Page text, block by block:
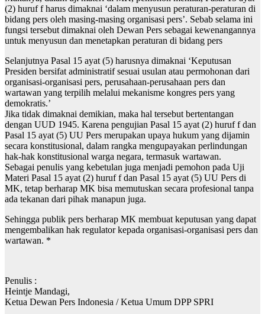
(2) huruf f harus dimaknai ‘dalam menyusun peraturan-peraturan di
bidang pers oleh masing-masing organisasi pers’. Sebab selama ini
fungsi tersebut dimaknai oleh Dewan Pers sebagai kewenangannya
untuk menyusun dan menetapkan peraturan di bidang pers
Selanjutnya Pasal 15 ayat (5) harusnya dimaknai ‘Keputusan
Presiden bersifat administratif sesuai usulan atau permohonan dari
organisasi-organisasi pers, perusahaan-perusahaan pers dan
wartawan yang terpilih melalui mekanisme kongres pers yang
demokratis.’
Jika tidak dimaknai demikian, maka hal tersebut bertentangan
dengan UUD 1945. Karena pengujian Pasal 15 ayat (2) huruf f dan
Pasal 15 ayat (5) UU Pers merupakan upaya hukum yang dijamin
secara konstitusional, dalam rangka mengupayakan perlindungan
hak-hak konstitusional warga negara, termasuk wartawan.
Sebagai penulis yang kebetulan juga menjadi pemohon pada Uji
Materi Pasal 15 ayat (2) huruf f dan Pasal 15 ayat (5) UU Pers di
MK, tetap berharap MK bisa memutuskan secara profesional tanpa
ada tekanan dari pihak manapun juga.
Sehingga publik pers berharap MK membuat keputusan yang dapat
mengembalikan hak regulator kepada organisasi-organisasi pers dan
wartawan. *
Penulis :
Heintje Mandagi,
Ketua Dewan Pers Indonesia / Ketua Umum DPP SPRI